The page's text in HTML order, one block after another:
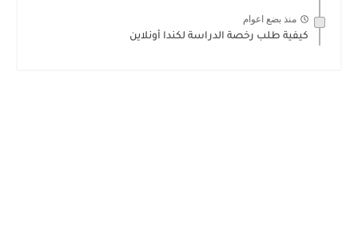
منذ بضع اعوام
كيفية طلب رخصة الدراسة لكندا أونلاين